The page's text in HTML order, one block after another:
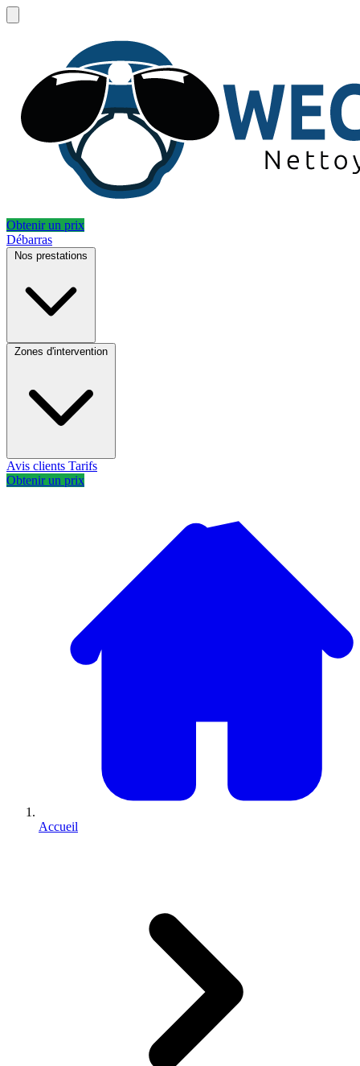
Obtenir un prix
Débarras
Nos prestations
Zones d'intervention
Avis clients Tarifs
Obtenir un prix
Accueil